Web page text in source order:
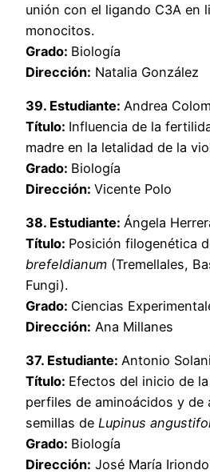
unión con el ligando C3A en
monocitos.
Grado: Biología
Dirección: Natalia González
39. Estudiante: Andrea
Título: Influencia de la
madre en la letalidad de la
Grado: Biología
Dirección: Vicente Polo
38. Estudiante: Ángela
Título: Posición filogenética
brefeldianum (Tremellales,
Fungi).
Grado: Ciencias
Dirección: Ana Millanes
37. Estudiante: Antonio
Título: Efectos del inicio de
perfiles de aminoácidos y de
semillas de Lupinus
Grado: Biología
Dirección: José María